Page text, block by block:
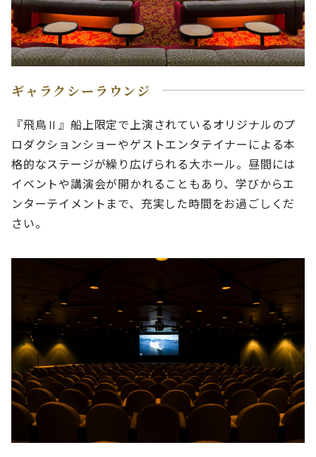
ギャラクシーラウンジ
『飛鳥Ⅱ』船上限定で上演されているオリジナルのプ
ロダクションショーやゲストエンタテイナーによる本
格的なステージが繰り広げられる大ホール。昼間には
イベントや講演会が開かれることもあり、学びからエ
ンターテイメントまで、充実した時間をお過ごしくだ
さい。